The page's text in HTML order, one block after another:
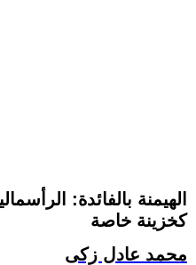
الهيمنة بالفائدة:
كخزينة خاصة
محمد عادل زكى